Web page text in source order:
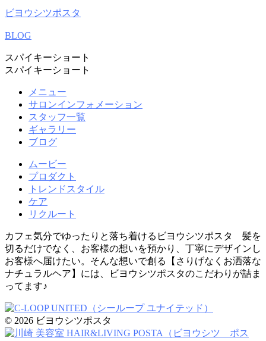
ビヨウシツポスタ
BLOG
スパイキーショート
スパイキーショート
メニュー
サロンインフォメーション
スタッフ一覧
ギャラリー
ブログ
ムービー
プロダクト
トレンドスタイル
ケア
リクルート
カフェ気分でゆったりと落ち着けるビヨウシツポスタ 髪を
切るだけでなく、お客様の想いを預かり、丁寧にデザインし
お客様へ届けたい。そんな想いで創る【さりげなくお洒落な
ナチュラルヘア】には、ビヨウシツポスタのこだわりが詰ま
ってます♪
© 2026 ビヨウシツポスタ